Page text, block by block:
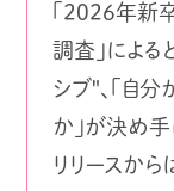
「2026年
調査」によ
シブ"、「自
か」が決め手
リリースから